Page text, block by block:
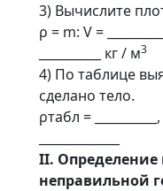
3) Вычислите
ρ = m: V =
__________ кг / м3
4) По таблице
сделано тело.
ρтабл =
II. Определение
неправильной